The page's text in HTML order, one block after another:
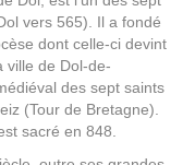
vers 565). Il a fondé
dont celle-ci devint
ville de Dol-de-
des sept saints
(Tour de Bretagne).
sacré en 848.